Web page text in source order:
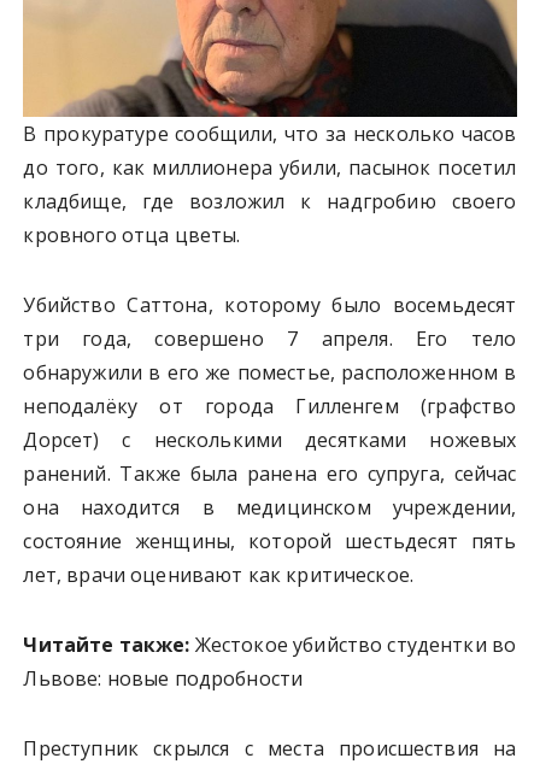
В прокуратуре сообщили, что за несколько часов
до того, как миллионера убили, пасынок посетил
кладбище, где возложил к надгробию своего
кровного отца цветы.
Убийство Саттона, которому было восемьдесят
три года, совершено 7 апреля. Его тело
обнаружили в его же поместье, расположенном в
неподалёку от города Гилленгем (графство
Дорсет) с несколькими десятками ножевых
ранений. Также была ранена его супруга, сейчас
она находится в медицинском учреждении,
состояние женщины, которой шестьдесят пять
лет, врачи оценивают как критическое.
Читайте также: Жестокое убийство студентки во
Львове: новые подробности
Преступник скрылся с места происшествия на